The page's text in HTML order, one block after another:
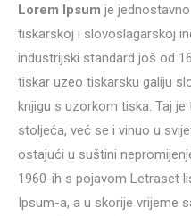
Lorem Ipsum je
tiskarskoj i slovoslagarskoj
industrijski standard još od
tiskar uzeo tiskarsku galiju
knjigu s uzorkom tiska. Taj
stoljeća, već se i vinuo u
ostajući u suštini
1960-ih s pojavom Letraset
Ipsum-a, a u skorije vrijeme